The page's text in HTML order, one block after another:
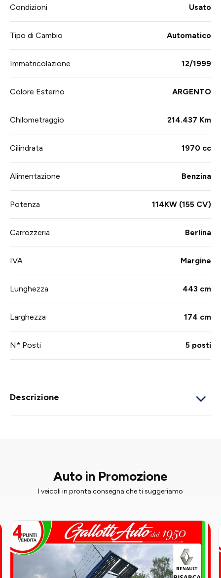
Condizioni Usato
Tipo di Cambio Automatico
Immatricolazione 12/1999
Colore Esterno ARGENTO
Chilometraggio 214.437 Km
Cilindrata 1970 cc
Alimentazione Benzina
Potenza 114KW (155 CV)
Carrozzeria Berlina
IVA Margine
Lunghezza 443 cm
Larghezza 174 cm
N* Posti 5 posti
Descrizione
Auto in Promozione
I veicoli in pronta consegna che ti suggeriamo